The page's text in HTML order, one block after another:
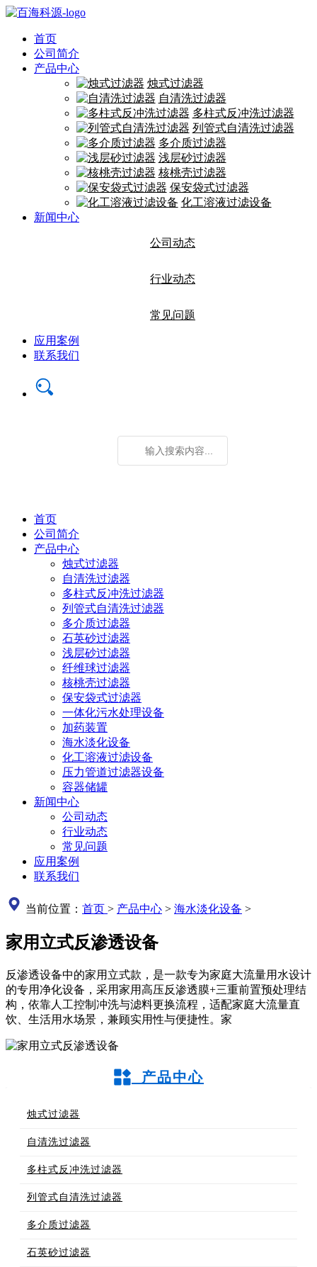
首页
公司简介
产品中心
烛式过滤器
自清洗过滤器
多柱式反冲洗过滤器
列管式自清洗过滤器
多介质过滤器
浅层砂过滤器
核桃壳过滤器
保安袋式过滤器
化工溶液过滤设备
新闻中心
公司动态
行业动态
常见问题
应用案例
联系我们
首页
公司简介
产品中心
烛式过滤器
自清洗过滤器
多柱式反冲洗过滤器
列管式自清洗过滤器
多介质过滤器
石英砂过滤器
浅层砂过滤器
纤维球过滤器
核桃壳过滤器
保安袋式过滤器
一体化污水处理设备
加药装置
海水淡化设备
化工溶液过滤设备
压力管道过滤器设备
容器储罐
新闻中心
公司动态
行业动态
常见问题
应用案例
联系我们
当前位置： 首页 > 产品中心 > 海水淡化设备 >
家用立式反渗透设备
反渗透设备中的家用立式款，是一款专为家庭大流量用水设计
的专用净化设备，采用家用高压反渗透膜+三重前置预处理结
构，依靠人工控制冲洗与滤料更换流程，适配家庭大流量直
饮、生活用水场景，兼顾实用性与便捷性。家
产品中心
烛式过滤器
自清洗过滤器
多柱式反冲洗过滤器
列管式自清洗过滤器
多介质过滤器
石英砂过滤器